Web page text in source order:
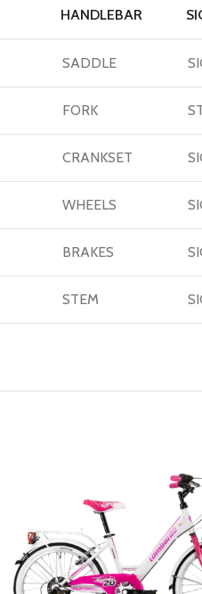
HANDLEBAR
SADDLE
FORK
CRANKSET
WHEELS
BRAKES
STEM